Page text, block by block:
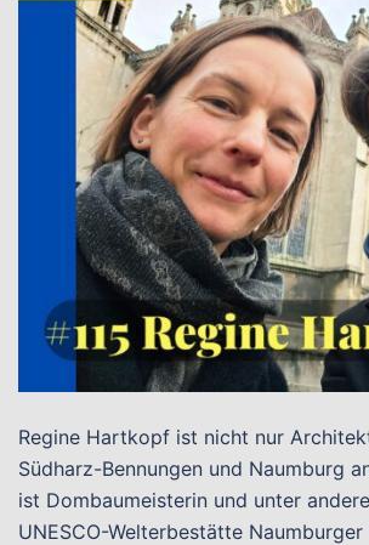
Regine Hartkopf ist nicht nur
Südharz-Bennungen und Naumburg
ist Dombaumeisterin und unter
UNESCO-Welterbestätte